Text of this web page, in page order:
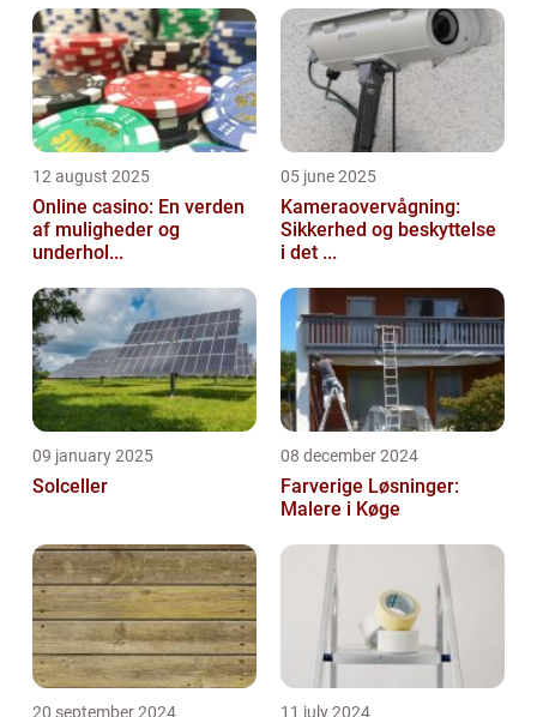
12 august 2025
Online casino: En verden
af muligheder og
underhol...
05 june 2025
Kameraovervågning:
Sikkerhed og beskyttelse
i det ...
09 january 2025
Solceller
08 december 2024
Farverige Løsninger:
Malere i Køge
20 september 2024 11 july 2024